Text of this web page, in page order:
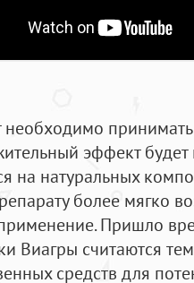
эффект
на натуральных
более мягко
Пришло
Виагры считаются
средств для